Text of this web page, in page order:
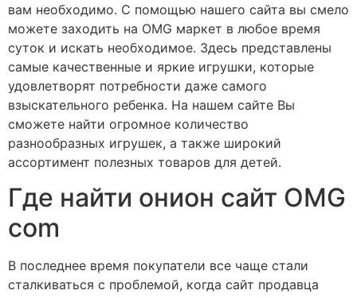
вам необходимо. С помощью нашего сайта вы смело
можете заходить на OMG маркет в любое время
суток и искать необходимое. Здесь представлены
самые качественные и яркие игрушки, которые
удовлетворят потребности даже самого
взыскательного ребенка. На нашем сайте Вы
сможете найти огромное количество
разнообразных игрушек, а также широкий
ассортимент полезных товаров для детей.
Где найти онион сайт OMG
com
В последнее время покупатели все чаще стали
сталкиваться с проблемой, когда сайт продавца